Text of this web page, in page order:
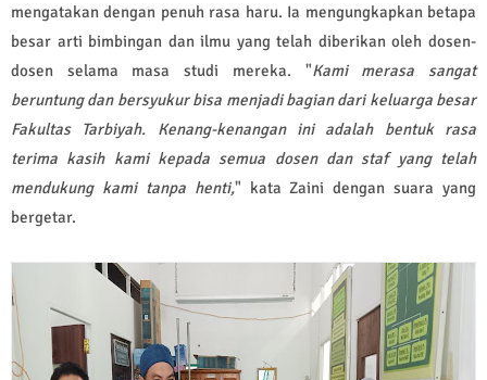
mengatakan dengan penuh rasa haru. Ia mengungkapkan betapa
besar arti bimbingan dan ilmu yang telah diberikan oleh dosen-
dosen selama masa studi mereka. "Kami merasa sangat
beruntung dan bersyukur bisa menjadi bagian dari keluarga besar
Fakultas Tarbiyah. Kenang-kenangan ini adalah bentuk rasa
terima kasih kami kepada semua dosen dan staf yang telah
mendukung kami tanpa henti," kata Zaini dengan suara yang
bergetar.